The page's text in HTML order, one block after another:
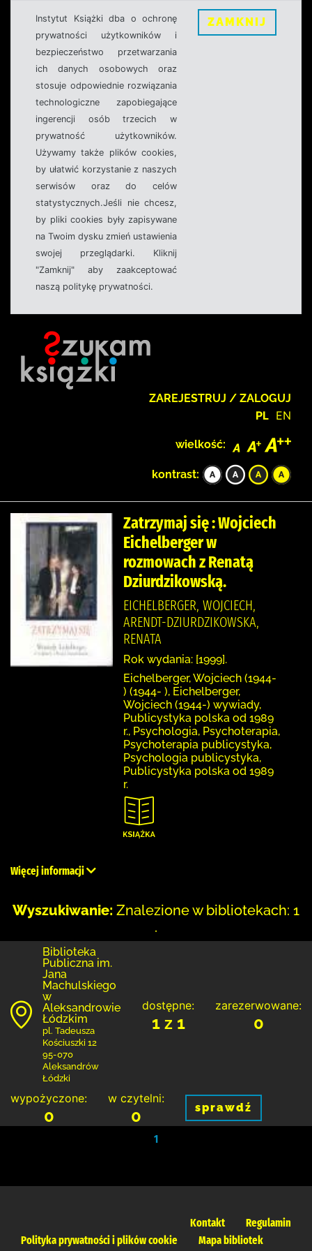
Instytut Książki dba o ochronę
prywatności użytkowników i
bezpieczeństwo przetwarzania
ich danych osobowych oraz
stosuje odpowiednie rozwiązania
technologiczne zapobiegające
ingerencji osób trzecich w
prywatność użytkowników.
Używamy także plików cookies,
by ułatwić korzystanie z naszych
serwisów oraz do celów
statystycznych.Jeśli nie chcesz,
by pliki cookies były zapisywane
na Twoim dysku zmień ustawienia
swojej przeglądarki. Kliknij
"Zamknij" aby zaakceptować
naszą politykę prywatności.
ZAMKNIJ
ZAREJESTRUJ / ZALOGUJ
PL EN
wielkość:
kontrast:
Zatrzymaj się : Wojciech
Eichelberger w
rozmowach z Renatą
Dziurdzikowską.
EICHELBERGER, WOJCIECH,
ARENDT-DZIURDZIKOWSKA,
RENATA
Rok wydania: [1999].
Eichelberger, Wojciech (1944-
) (1944- ), Eichelberger,
Wojciech (1944-) wywiady,
Publicystyka polska od 1989
r., Psychologia, Psychoterapia,
Psychoterapia publicystyka,
Psychologia publicystyka,
Publicystyka polska od 1989
r.
Więcej informacji
Wyszukiwanie: Znalezione w bibliotekach: 1
.
Biblioteka
Publiczna im.
Jana
Machulskiego
w
Aleksandrowie
Łódzkim
pl. Tadeusza
Kościuszki 12
95-070
Aleksandrów
Łódzki
dostępne:
1 z 1
zarezerwowane:
0
wypożyczone:
0
w czytelni:
0 sprawdź
1
Kontakt
Regulamin
Polityka prywatności i plików cookie
Mapa bibliotek